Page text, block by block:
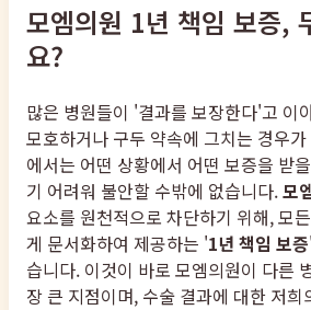
모엠의원 1년 책임 보증,
요?
많은 병원들이 '결과를 보장한다'고 이
모호하거나 구두 약속에 그치는 경우
에서는 어떤 상황에서 어떤 보증을 받
기 어려워 불안할 수밖에 없습니다.모
요소를 원천적으로 차단하기 위해, 모
게 문서화하여 제공하는 '1년 책임 보증
습니다. 이것이 바로 모엠의원이 다른
장 큰 지점이며, 수술 결과에 대한 저